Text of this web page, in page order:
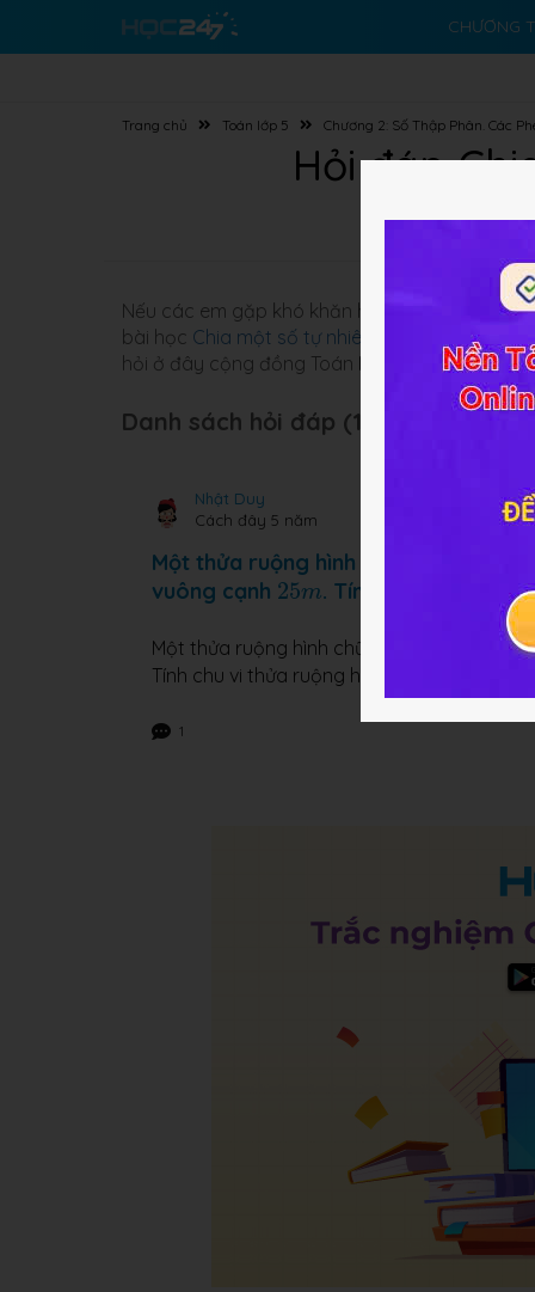
CHƯƠNG
Trang chủ Toán lớp 5 Chương 2: Số Thập Phân. Các
Hỏi đáp
Nếu các em gặp khó khăn hay có những bài
bài học Chia một số tự nhiên cho một số thập
hỏi ở đây cộng đồng Toán HỌC247 sẽ sớm
Danh sách hỏi đáp (17 câu):
Nhật Duy
Cách đây 5 năm
Một thửa ruộng hình chữ nhật có
vuông cạnh 25m
25m. Tính chu vi thửa
Một thửa ruộng hình chữ nhật có chiều
Tính chu vi thửa ruộng hình chữ nhật đó.
1